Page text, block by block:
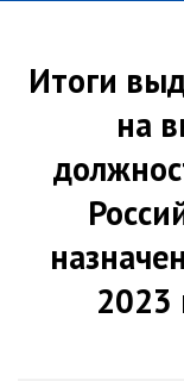
Итоги
на
2023